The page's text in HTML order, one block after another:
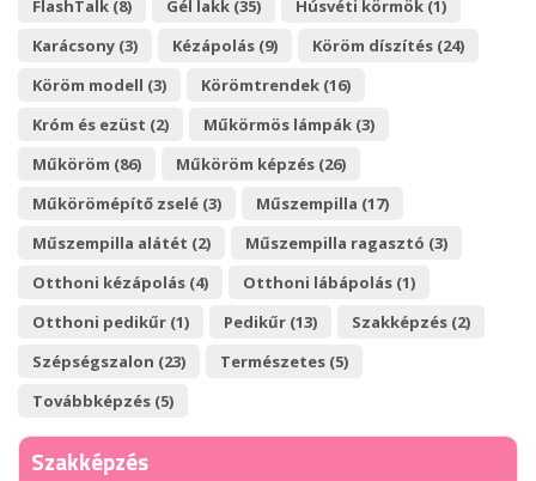
FlashTalk (8)
Gél lakk (35)
Húsvéti körmök (1)
Karácsony (3)
Kézápolás (9)
Köröm díszítés (24)
Köröm modell (3)
Körömtrendek (16)
Króm és ezüst (2)
Műkörmös lámpák (3)
Műköröm (86)
Műköröm képzés (26)
Műkörömépítő zselé (3)
Műszempilla (17)
Műszempilla alátét (2)
Műszempilla ragasztó (3)
Otthoni kézápolás (4)
Otthoni lábápolás (1)
Otthoni pedikűr (1)
Pedikűr (13)
Szakképzés (2)
Szépségszalon (23)
Természetes (5)
Továbbképzés (5)
Szakképzés